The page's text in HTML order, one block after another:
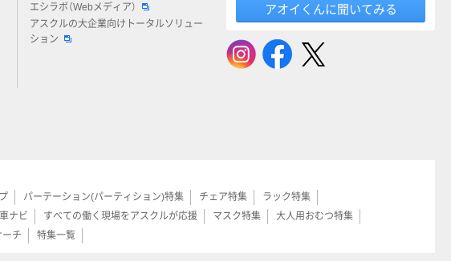
エシラボ（Webメディア）
アスクルの大企業向けトータルソリュー
ション
アオイくんに聞いてみる
パーテーション(パーティション)特集 チェア特集
ラック特集
ナビ すべての働く現場をアスクルが応援 マスク特集
大人用おむつ特集
ーチ 特集一覧